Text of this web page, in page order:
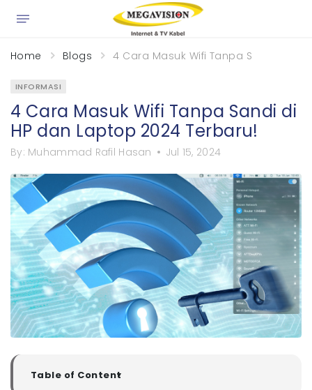
Home Blogs 4 Cara Masuk Wifi Tanpa Sandi di
INFORMASI
4 Cara Masuk Wifi Tanpa Sandi di
HP dan Laptop 2024 Terbaru!
By: Muhammad Rafil Hasan Jul 15, 2024
Table of Content
▼